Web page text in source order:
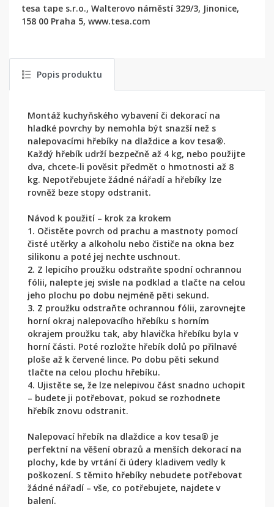
tesa tape s.r.o., Walterovo náměstí 329/3, Jinonice,
158 00 Praha 5, www.tesa.com
Popis produktu
Montáž kuchyňského vybavení či dekorací na
hladké povrchy by nemohla být snazší než s
nalepovacími hřebíky na dlaždice a kov tesa®.
Každý hřebík udrží bezpečně až 4 kg, nebo použijte
dva, chcete-li pověsit předmět o hmotnosti až 8
kg. Nepotřebujete žádné nářadí a hřebíky lze
rovněž beze stopy odstranit.
Návod k použití – krok za krokem
1. Očistěte povrch od prachu a mastnoty pomocí
čisté utěrky a alkoholu nebo čističe na okna bez
silikonu a poté jej nechte uschnout.
2. Z lepicího proužku odstraňte spodní ochrannou
fólii, nalepte jej svisle na podklad a tlačte na celou
jeho plochu po dobu nejméně pěti sekund.
3. Z proužku odstraňte ochrannou fólii, zarovnejte
horní okraj nalepovacího hřebíku s horním
okrajem proužku tak, aby hlavička hřebíku byla v
horní části. Poté rozložte hřebík dolů po přilnavé
ploše až k červené lince. Po dobu pěti sekund
tlačte na celou plochu hřebíku.
4. Ujistěte se, že lze nelepivou část snadno uchopit
– budete ji potřebovat, pokud se rozhodnete
hřebík znovu odstranit.
Nalepovací hřebík na dlaždice a kov tesa® je
perfektní na věšení obrazů a menších dekorací na
plochy, kde by vrtání či údery kladivem vedly k
poškození. S těmito hřebíky nebudete potřebovat
žádné nářadí – vše, co potřebujete, najdete v
balení.